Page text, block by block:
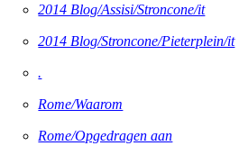
2014 Blog/Assisi/Stroncone/it
2014 Blog/Stroncone/Pieterplein/it
.
Rome/Waarom
Rome/Opgedragen aan